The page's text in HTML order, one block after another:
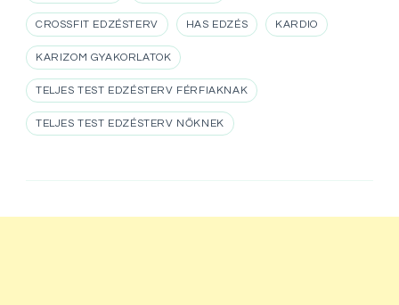
CROSSFIT EDZÉSTERV HAS EDZÉS KARDIO
KARIZOM GYAKORLATOK
TELJES TEST EDZÉSTERV FÉRFIAKNAK
TELJES TEST EDZÉSTERV NŐKNEK